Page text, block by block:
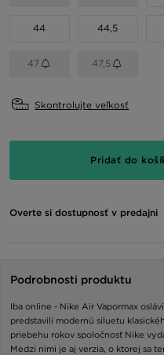
44 44,5
47 47,5
Skontrolujte veľkosť
Pridať do
Overte si dostupnosť v predajni
Podrobnosti produktu
Iba online - Nike Air Vapormax
predstavili modernú siluetu
priebehu rokov spoločnosť Nike
Medzi nimi je aj verzia, o ktorej sa